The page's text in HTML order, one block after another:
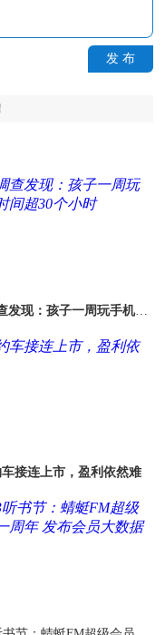
发 布
发现：孩子一周玩手机时
车接连上市，盈利依然难